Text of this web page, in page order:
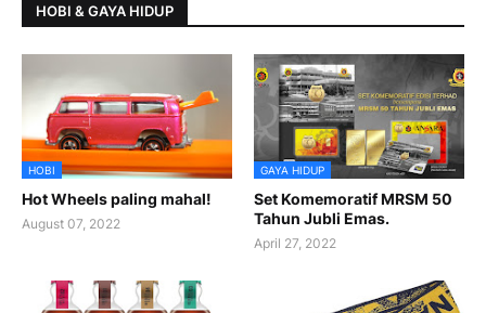
HOBI & GAYA HIDUP
HOBI
Hot Wheels paling mahal!
August 07, 2022
GAYA HIDUP
Set Komemoratif MRSM 50
Tahun Jubli Emas.
April 27, 2022